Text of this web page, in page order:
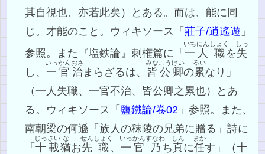
其自視也、亦若此矣）とある。而は、能に同
じ。才能のこと。ウィキソース「莊子/逍遙遊 」
参照。また『塩鉄論』刺権篇に「一人
いちにん
職
しょく
を失
しっ
し、一官
いっかん
治
おさ
まらざるは、 皆
みな
公卿
こうけい
の累
るい
なり」
（一人失職、一官不治、皆公卿之累也）とあ
る。ウィキソース「 鹽鐵論/卷02 」参照。また、
南朝梁の何遜「族人の秣陵の兄弟に贈る」詩に
「十載
じっさい
猶
な
お先
せん
職
しょく
、一官
いっかん
乃
すなわ
ち真
しん
に任
まか
す」（十